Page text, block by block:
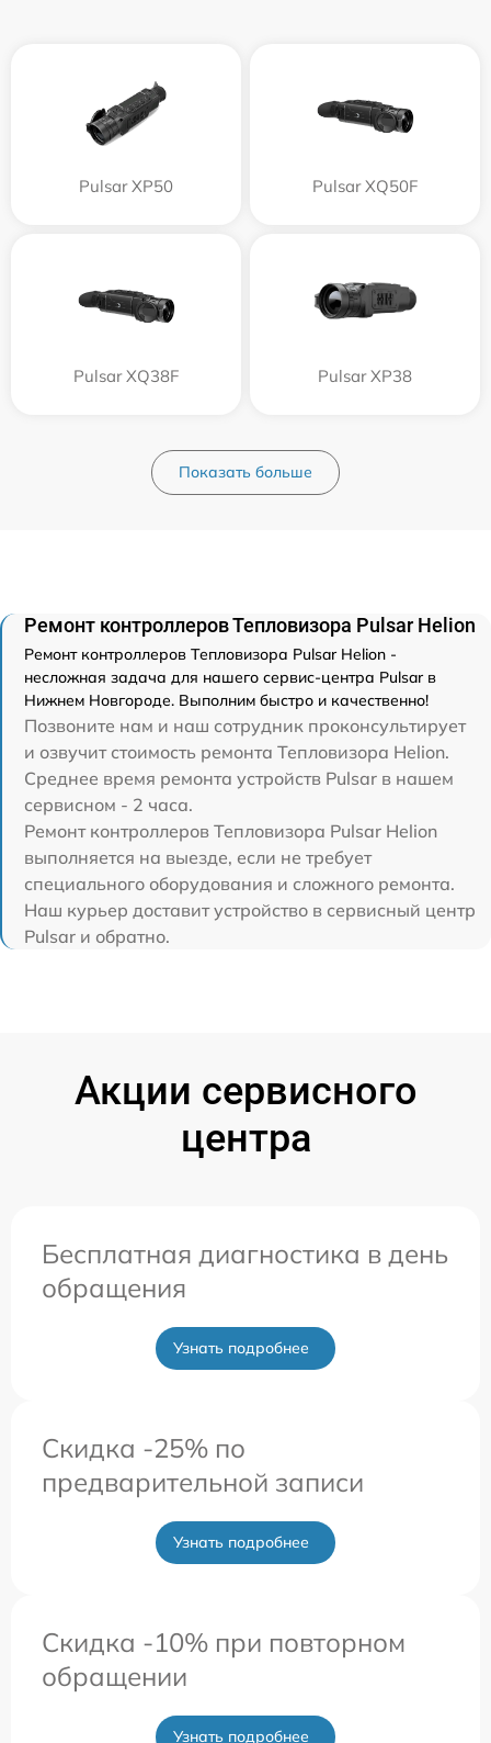
Pulsar XP50 Pulsar XQ50F
Pulsar XQ38F Pulsar XP38
Показать больше
Ремонт контроллеров Тепловизора Pulsar Helion
Ремонт контроллеров Тепловизора Pulsar Helion -
несложная задача для нашего сервис-центра Pulsar в
Нижнем Новгороде. Выполним быстро и качественно!
Позвоните нам и наш сотрудник проконсультирует
и озвучит стоимость ремонта Тепловизора Helion.
Среднее время ремонта устройств Pulsar в нашем
сервисном - 2 часа.
Ремонт контроллеров Тепловизора Pulsar Helion
выполняется на выезде, если не требует
специального оборудования и сложного ремонта.
Наш курьер доставит устройство в сервисный центр
Pulsar и обратно.
Акции сервисного
центра
Бесплатная диагностика в день
обращения
Узнать подробнее
Скидка -25% по
предварительной записи
Узнать подробнее
Скидка -10% при повторном
обращении
Узнать подробнее